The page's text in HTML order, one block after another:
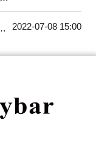
2022-07-08 15:00